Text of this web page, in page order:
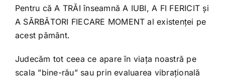
Pentru că A TRĂI înseamnă A IUBI, A FI FERICIT și
A SĂRBĂTORI FIECARE MOMENT al existenței pe
acest pământ.
Judecăm tot ceea ce apare în viața noastră pe
scala ”bine-rău” sau prin evaluarea vibrațională